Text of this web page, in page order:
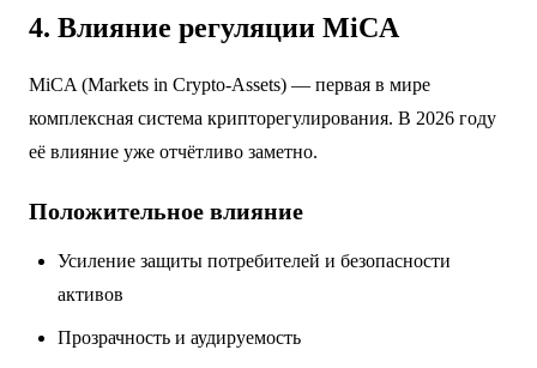
4. Влияние регуляции MiCA
MiCA (Markets in Crypto-Assets) — первая в мире
комплексная система крипторегулирования. В 2026 году
её влияние уже отчётливо заметно.
Положительное влияние
Усиление защиты потребителей и безопасности
активов
Прозрачность и аудируемость